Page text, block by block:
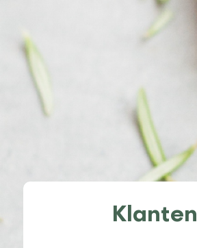
Klanten